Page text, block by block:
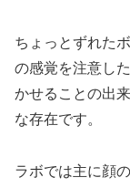
ちょっとずれた
の感覚を注意し
かせることの出
な存在です。
ラボでは主に顔